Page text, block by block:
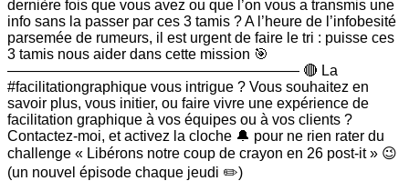
dernière fois que vous avez ou que l’on vous a transmis une
info sans la passer par ces 3 tamis ? A l’heure de l’infobesité
parsemée de rumeurs, il est urgent de faire le tri : puisse ces
3 tamis nous aider dans cette mission 🎯
———————————————————— 🔴 La
#facilitationgraphique vous intrigue ? Vous souhaitez en
savoir plus, vous initier, ou faire vivre une expérience de
facilitation graphique à vos équipes ou à vos clients ?
Contactez-moi, et activez la cloche 🔔 pour ne rien rater du
challenge « Libérons notre coup de crayon en 26 post-it » 😉
(un nouvel épisode chaque jeudi ✏️)